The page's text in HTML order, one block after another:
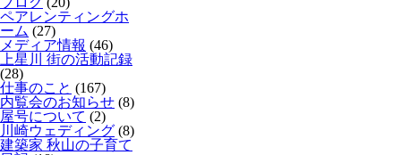
ペアレンティングホ
ーム (27)
メディア情報 (46)
上星川 街の活動記録
(28)
仕事のこと (167)
内覧会のお知らせ (8)
屋号について (2)
川崎ウェディング (8)
建築家 秋山の子育て